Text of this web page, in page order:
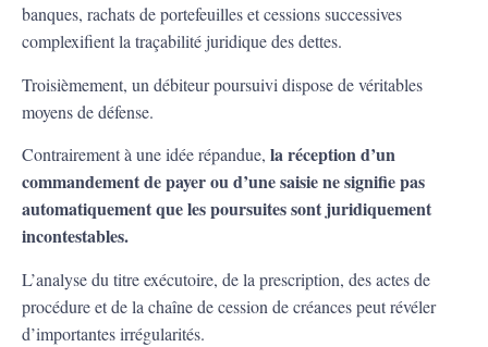
banques, rachats de portefeuilles et cessions successives
complexifient la traçabilité juridique des dettes.
Troisièmement, un débiteur poursuivi dispose de véritables
moyens de défense.
Contrairement à une idée répandue, la réception d’un
commandement de payer ou d’une saisie ne signifie pas
automatiquement que les poursuites sont juridiquement
incontestables.
L’analyse du titre exécutoire, de la prescription, des actes de
procédure et de la chaîne de cession de créances peut révéler
d’importantes irrégularités.